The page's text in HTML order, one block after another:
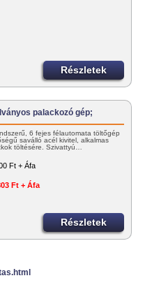
Részletek
palackozó gép;
6 fejes félautomata töltőgép
saválló acél kivitel, alkalmas
töltésére. Szivattyú…
Ft + Áfa
Ft + Áfa
Részletek